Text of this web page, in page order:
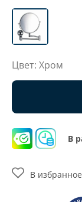
Цвет: Хром
В
В избранное